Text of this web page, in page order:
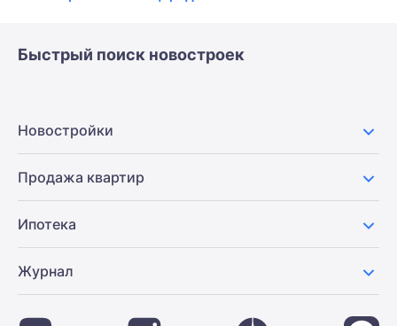
Быстрый поиск новостроек
Новостройки
Продажа квартир
Ипотека
Журнал